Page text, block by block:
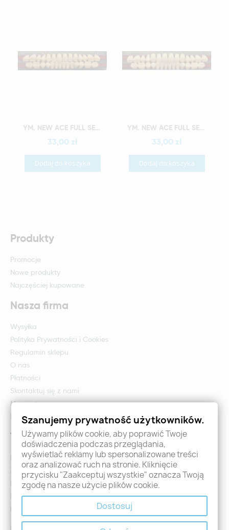
Szybki podgląd YM. NEW ACE FULL SET - AKRYLOWE ZĘBY SZTUCZNE - A4-O4
33,00 zł
Dodaj do koszyka
Szybki podgląd YM. NEW ACE FULL SET - AKRYLOWE ZĘBY SZTUCZNE - A4-O5
33,00 zł
Dodaj do koszyka
Produkty
Promocje
Nowe produkty
Najczęściej kupowane
Nasza firma
Wysyłka
Polityka Prywatności i Cookies
Regulamin sklepu
O nas
Płatności
Skontaktuj się z nami
Mapa strony
Formularz zwrotu i reklamacji
Twoje konto
Logowanie
Załóż konto - Rejestracja
Moje zamówienia
Promocje
Nowości
Szanujemy prywatność użytkowników.
Używamy plików cookie, aby poprawić Twoje
doświadczenia podczas przeglądania,
wyświetlać reklamy lub spersonalizowane treści
oraz analizować ruch na stronie. Kliknięcie
przycisku "Zaakceptuj wszystkie" oznacza Twoją
zgodę na nasze użycie plików cookie.
Dostosuj